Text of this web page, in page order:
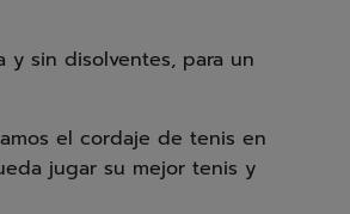
y sin disolventes, para un
el cordaje de tenis en
jugar su mejor tenis y